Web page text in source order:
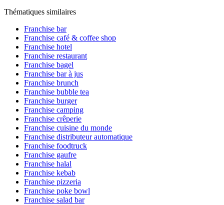
Thématiques similaires
Franchise bar
Franchise café & coffee shop
Franchise hotel
Franchise restaurant
Franchise bagel
Franchise bar à jus
Franchise brunch
Franchise bubble tea
Franchise burger
Franchise camping
Franchise crêperie
Franchise cuisine du monde
Franchise distributeur automatique
Franchise foodtruck
Franchise gaufre
Franchise halal
Franchise kebab
Franchise pizzeria
Franchise poke bowl
Franchise salad bar